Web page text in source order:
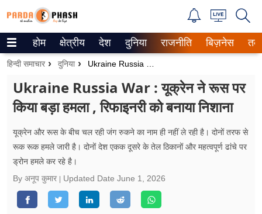
Trending on Google News
वेब स्टोरीज
उत्तर प्रदेश
गैलरी
वीडियो
होम क्षेत्रीय देश दुनिया राजनीति बिज़नेस
हिन्दी समाचार दुनिया
Ukraine Russia War : यूक्रेन ने रूस पर
किया बड़ा हमला , रिफाइनरी को बनाया निशाना
यूक्रेन और रूस के बीच चल रही जंग रुकने का नाम ही नहीं ले रही है। दोनों तरफ से
रूक रूक हमले जारी है। दोनों देश एकक दूसरे के तेल ठिकानों और महत्वपूर्ण ढांचे पर
ड्रोन हमले कर रहे है।
By अनूप कुमार
Updated Date June 1, 2026